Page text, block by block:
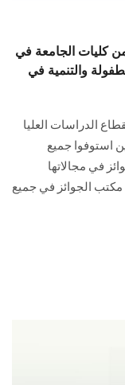
كليات الجامعة في
والتنمية في
الدراسات العليا
استوفوا جميع
في مجالاتها
مكتب الجوائز في جميع